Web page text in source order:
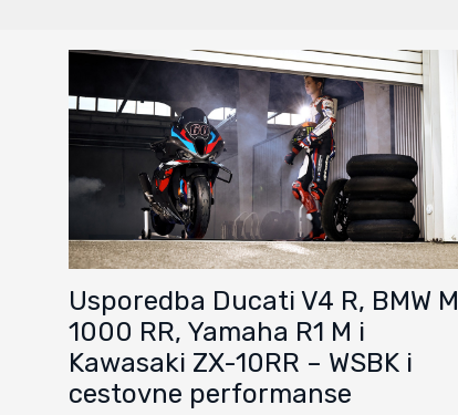
Usporedba Ducati V4 R, BMW M
1000 RR, Yamaha R1 M i
Kawasaki ZX-10RR – WSBK i
cestovne performanse